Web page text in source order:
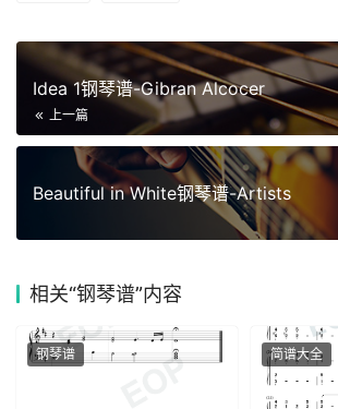
Idea 1钢琴谱-Gibran Alcocer
上一篇
Beautiful in White钢琴谱-Artists
相关“钢琴谱”内容
钢琴谱 简谱大全